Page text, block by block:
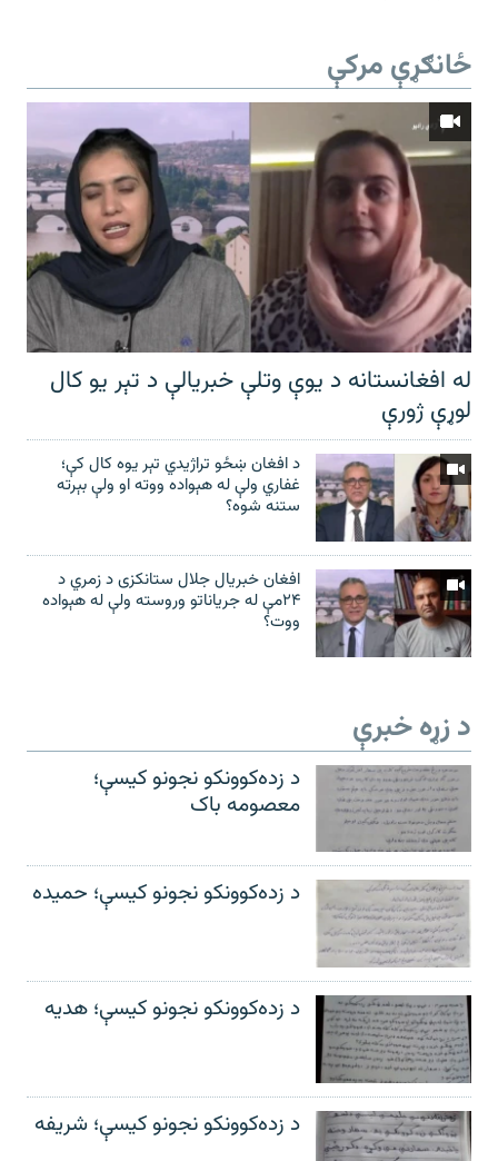
ځانګړې مرکې
له افغانستانه د یوې وتلې خبریالې د تېر يو کال
لوړې ژورې
د افغان ښځو تراژیدي تېر یوه کال کې؛
غفاري ولې له هېواده ووته او ولې بېرته
ستنه شوه؟
افغان خبریال جلال ستانکزی د زمري د
۲۴مې له جریاناتو وروسته ولې له هېواده
ووت؟
د زړه خبرې
د زده‌کوونکو نجونو کیسې؛
معصومه باک
د زده‌کوونکو نجونو کیسې؛ حمیده
د زده‌کوونکو نجونو کیسې؛ هدیه
د زده‌کوونکو نجونو کیسې؛ شریفه